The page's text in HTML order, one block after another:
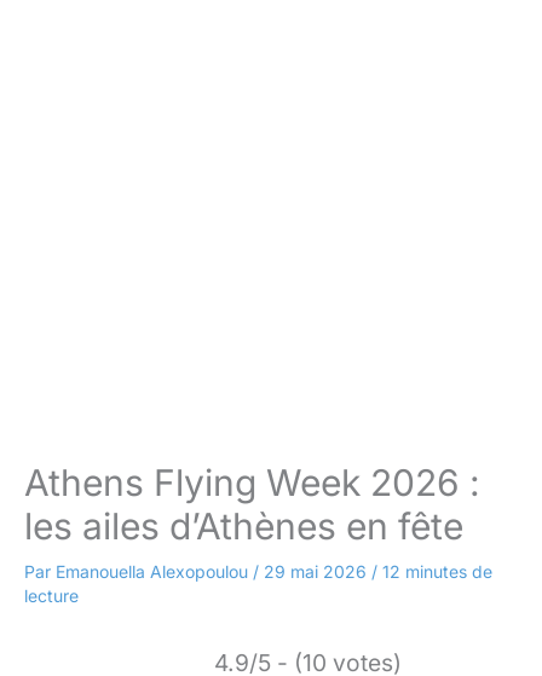
Athens Flying Week 2026 :
les ailes d’Athènes en fête
Par Emanouella Alexopoulou / 29 mai 2026 / 12 minutes de
lecture
4.9/5 - (10 votes)